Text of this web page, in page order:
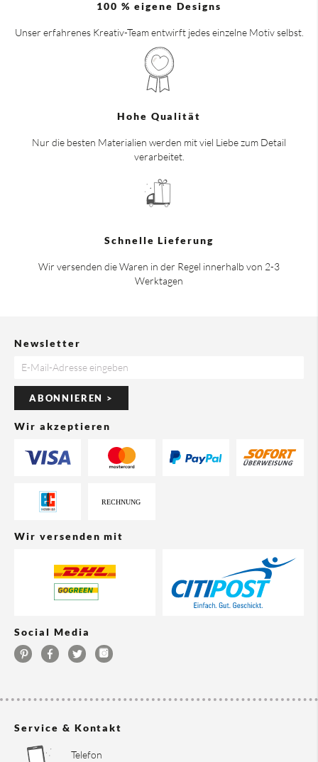
100 % eigene Designs
Unser erfahrenes Kreativ-Team entwirft jedes einzelne Motiv selbst.
Hohe Qualität
Nur die besten Materialien werden mit viel Liebe zum Detail
verarbeitet.
Schnelle Lieferung
Wir versenden die Waren in der Regel innerhalb von 2-3
Werktagen
Newsletter
ABONNIEREN >
Wir akzeptieren
Wir versenden mit
Social Media
Service & Kontakt
Telefon